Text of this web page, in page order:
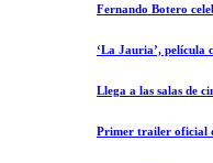
Fernando Botero
‘La Jauria’, película
Llega a las salas de
Primer trailer oficial